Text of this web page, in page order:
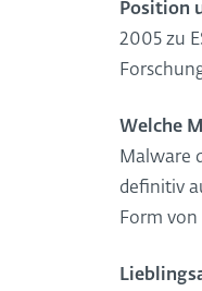
Position
2005 zu
Welche
Malware
definitiv
Form